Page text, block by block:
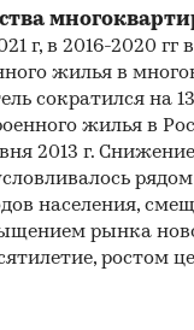
программ,
анализ
и
г, в 2016-2020 гг
жилья в
сократился на
жилья в
2013 г.
населения,
рынка
ростом